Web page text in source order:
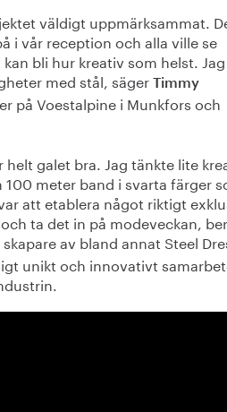
väldigt uppmärksammat.
i vår reception och alla ville se
bli hur kreativ som helst.
med stål, säger Timmy
på Voestalpine i Munkfors och
galet bra. Jag tänkte lite
meter band i svarta färger
att etablera något riktigt
ta det in på modeveckan,
av bland annat Steel
unikt och innovativt